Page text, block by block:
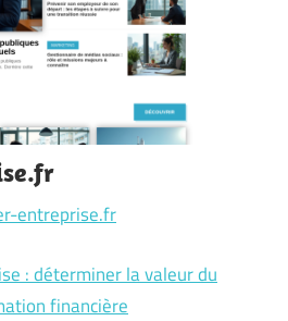
entreprise.fr
: déterminer la valeur du
financière